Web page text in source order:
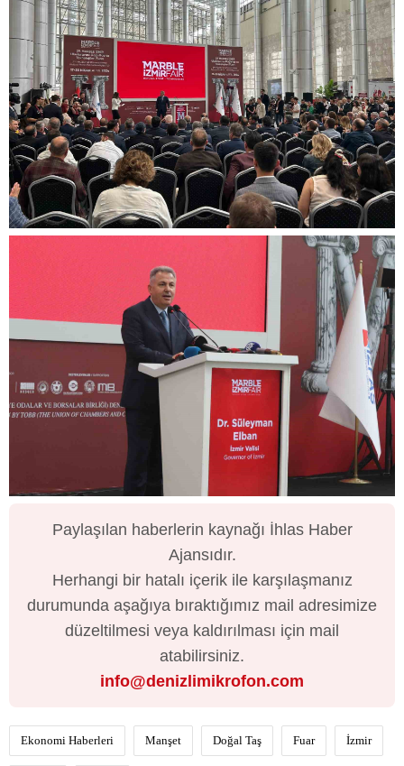
Paylaşılan haberlerin kaynağı İhlas Haber
Ajansıdır.
Herhangi bir hatalı içerik ile karşılaşmanız
durumunda aşağıya bıraktığımız mail adresimize
düzeltilmesi veya kaldırılması için mail
atabilirsiniz.
info@denizlimikrofon.com
Ekonomi Haberleri Manşet Doğal Taş Fuar İzmir